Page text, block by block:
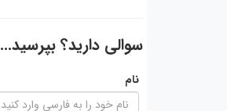
سوالی دارید؟ بپرسید...
نام